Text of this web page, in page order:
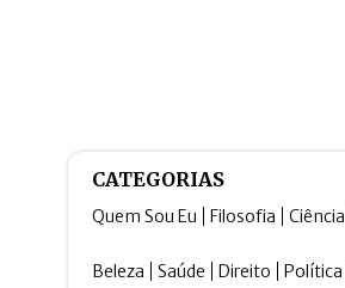
CATEGORIAS
Quem Sou Eu Filosofia Ciência
Beleza Saúde Direito Política